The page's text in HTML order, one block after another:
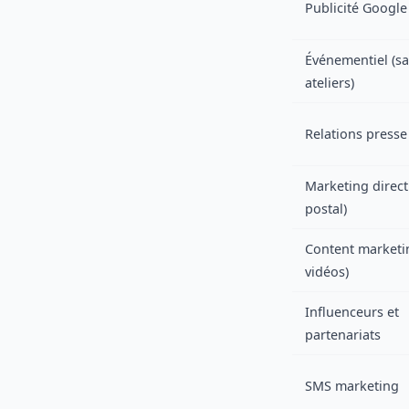
Publicité
Événementiel
ateliers)
Relations presse
Marketing
postal)
Content
vidéos)
Influenceurs et
partenariats
SMS marketing